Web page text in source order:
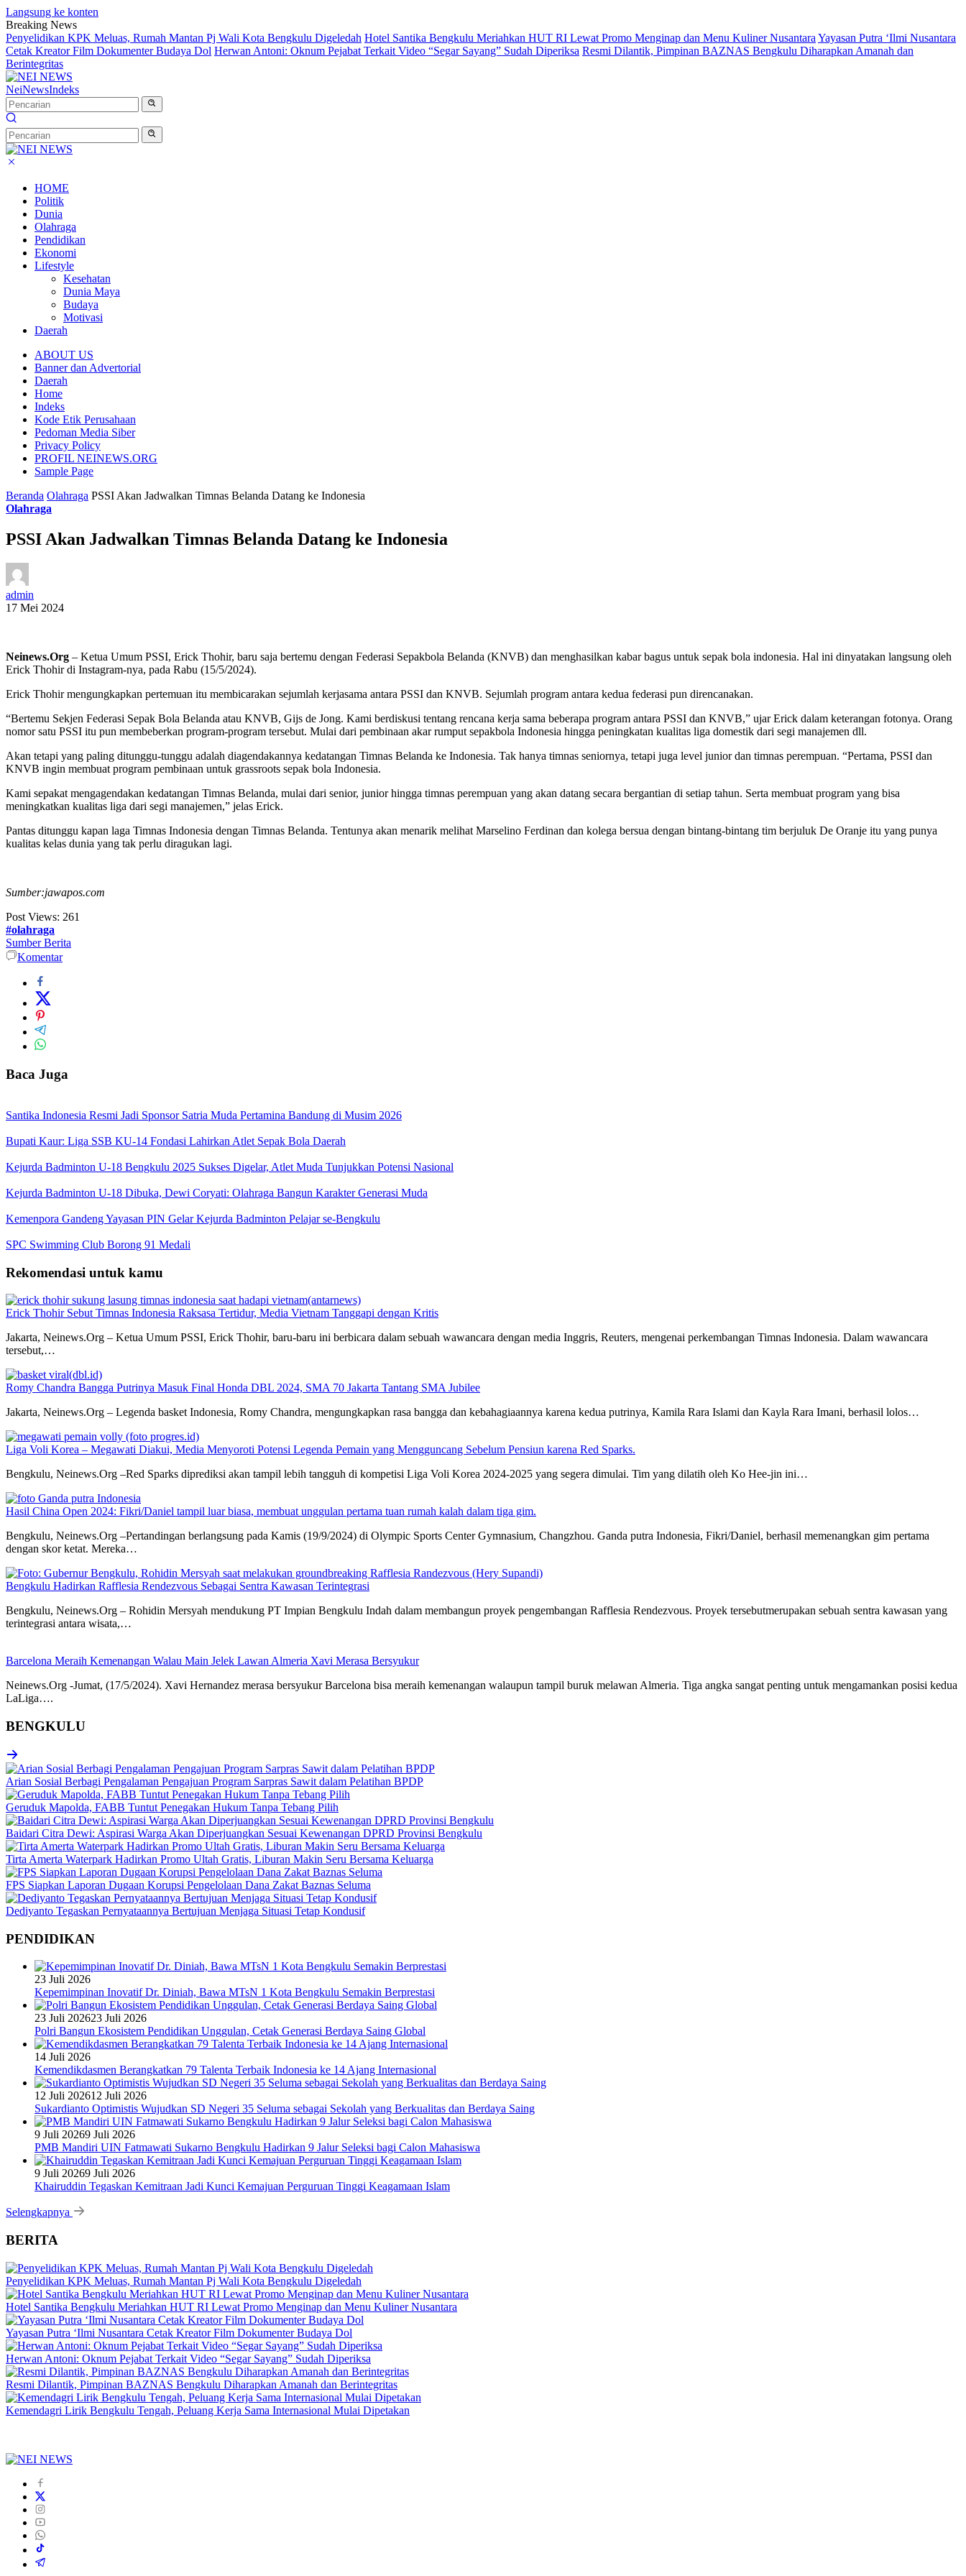
Langsung ke konten
Breaking News
Penyelidikan KPK Meluas, Rumah Mantan Pj Wali Kota Bengkulu Digeledah Hotel Santika Bengkulu Meriahkan HUT RI Lewat Promo Menginap dan Menu Kuliner Nusantara Yayasan Putra ‘Ilmi Nusantara
Cetak Kreator Film Dokumenter Budaya Dol Herwan Antoni: Oknum Pejabat Terkait Video “Segar Sayang” Sudah Diperiksa Resmi Dilantik, Pimpinan BAZNAS Bengkulu Diharapkan Amanah dan
Berintegritas
NeiNewsIndeks
HOME
Politik
Dunia
Olahraga
Pendidikan
Ekonomi
Lifestyle
Kesehatan
Dunia Maya
Budaya
Motivasi
Daerah
ABOUT US
Banner dan Advertorial
Daerah
Home
Indeks
Kode Etik Perusahaan
Pedoman Media Siber
Privacy Policy
PROFIL NEINEWS.ORG
Sample Page
Beranda Olahraga PSSI Akan Jadwalkan Timnas Belanda Datang ke Indonesia
Olahraga
PSSI Akan Jadwalkan Timnas Belanda Datang ke Indonesia
admin
17 Mei 2024
Neinews.Org – Ketua Umum PSSI, Erick Thohir, baru saja bertemu dengan Federasi Sepakbola Belanda (KNVB) dan menghasilkan kabar bagus untuk sepak bola indonesia. Hal ini dinyatakan langsung oleh
Erick Thohir di Instagram-nya, pada Rabu (15/5/2024).
Erick Thohir mengungkapkan pertemuan itu membicarakan sejumlah kerjasama antara PSSI dan KNVB. Sejumlah program antara kedua federasi pun direncanakan.
“Bertemu Sekjen Federasi Sepak Bola Belanda atau KNVB, Gijs de Jong. Kami berdiskusi tentang rencana kerja sama beberapa program antara PSSI dan KNVB,” ujar Erick dalam keterangan fotonya. Orang
nomor satu PSSI itu pun membeberkan program-program tersebut. Mulai dari pembinaan akar rumput sepakbola Indonesia hingga peningkatan kualitas liga domestik dari segi manajemen dll.
Akan tetapi yang paling ditunggu-tunggu adalah diagendakannya kedatangan Timnas Belanda ke Indonesia. Tak hanya timnas seniornya, tetapi juga level junior dan timnas perempuan. “Pertama, PSSI dan
KNVB ingin membuat program pembinaan untuk grassroots sepak bola Indonesia.
Kami sepakat mengagendakan kedatangan Timnas Belanda, mulai dari senior, junior hingga timnas perempuan yang akan datang secara bergantian di setiap tahun. Serta membuat program yang bisa
meningkatkan kualitas liga dari segi manajemen,” jelas Erick.
Pantas ditunggu kapan laga Timnas Indonesia dengan Timnas Belanda. Tentunya akan menarik melihat Marselino Ferdinan dan kolega bersua dengan bintang-bintang tim berjuluk De Oranje itu yang punya
kualitas kelas dunia yang tak perlu diragukan lagi.
Sumber:jawapos.com
Post Views: 261
#olahraga
Sumber Berita
Komentar
Baca Juga
Santika Indonesia Resmi Jadi Sponsor Satria Muda Pertamina Bandung di Musim 2026
Bupati Kaur: Liga SSB KU-14 Fondasi Lahirkan Atlet Sepak Bola Daerah
Kejurda Badminton U-18 Bengkulu 2025 Sukses Digelar, Atlet Muda Tunjukkan Potensi Nasional
Kejurda Badminton U-18 Dibuka, Dewi Coryati: Olahraga Bangun Karakter Generasi Muda
Kemenpora Gandeng Yayasan PIN Gelar Kejurda Badminton Pelajar se-Bengkulu
SPC Swimming Club Borong 91 Medali
Rekomendasi untuk kamu
Erick Thohir Sebut Timnas Indonesia Raksasa Tertidur, Media Vietnam Tanggapi dengan Kritis
Jakarta, Neinews.Org – Ketua Umum PSSI, Erick Thohir, baru-baru ini berbicara dalam sebuah wawancara dengan media Inggris, Reuters, mengenai perkembangan Timnas Indonesia. Dalam wawancara
tersebut,…
Romy Chandra Bangga Putrinya Masuk Final Honda DBL 2024, SMA 70 Jakarta Tantang SMA Jubilee
Jakarta, Neinews.Org – Legenda basket Indonesia, Romy Chandra, mengungkapkan rasa bangga dan kebahagiaannya karena kedua putrinya, Kamila Rara Islami dan Kayla Rara Imani, berhasil lolos…
Liga Voli Korea – Megawati Diakui, Media Menyoroti Potensi Legenda Pemain yang Mengguncang Sebelum Pensiun karena Red Sparks.
Bengkulu, Neinews.Org –Red Sparks diprediksi akan tampil lebih tangguh di kompetisi Liga Voli Korea 2024-2025 yang segera dimulai. Tim yang dilatih oleh Ko Hee-jin ini…
Hasil China Open 2024: Fikri/Daniel tampil luar biasa, membuat unggulan pertama tuan rumah kalah dalam tiga gim.
Bengkulu, Neinews.Org –Pertandingan berlangsung pada Kamis (19/9/2024) di Olympic Sports Center Gymnasium, Changzhou. Ganda putra Indonesia, Fikri/Daniel, berhasil memenangkan gim pertama
dengan skor ketat. Mereka…
Bengkulu Hadirkan Rafflesia Rendezvous Sebagai Sentra Kawasan Terintegrasi
Bengkulu, Neinews.Org – Rohidin Mersyah mendukung PT Impian Bengkulu Indah dalam membangun proyek pengembangan Rafflesia Rendezvous. Proyek tersebutmerupakan sebuah sentra kawasan yang
terintegrasi antara wisata,…
Barcelona Meraih Kemenangan Walau Main Jelek Lawan Almeria Xavi Merasa Bersyukur
Neinews.Org -Jumat, (17/5/2024). Xavi Hernandez merasa bersyukur Barcelona bisa meraih kemenangan walaupun tampil buruk melawan Almeria. Tiga angka sangat penting untuk mengamankan posisi kedua
LaLiga….
BENGKULU
Arian Sosial Berbagi Pengalaman Pengajuan Program Sarpras Sawit dalam Pelatihan BPDP
Geruduk Mapolda, FABB Tuntut Penegakan Hukum Tanpa Tebang Pilih
Baidari Citra Dewi: Aspirasi Warga Akan Diperjuangkan Sesuai Kewenangan DPRD Provinsi Bengkulu
Tirta Amerta Waterpark Hadirkan Promo Ultah Gratis, Liburan Makin Seru Bersama Keluarga
FPS Siapkan Laporan Dugaan Korupsi Pengelolaan Dana Zakat Baznas Seluma
Dediyanto Tegaskan Pernyataannya Bertujuan Menjaga Situasi Tetap Kondusif
PENDIDIKAN
23 Juli 2026
Kepemimpinan Inovatif Dr. Diniah, Bawa MTsN 1 Kota Bengkulu Semakin Berprestasi
23 Juli 202623 Juli 2026
Polri Bangun Ekosistem Pendidikan Unggulan, Cetak Generasi Berdaya Saing Global
14 Juli 2026
Kemendikdasmen Berangkatkan 79 Talenta Terbaik Indonesia ke 14 Ajang Internasional
12 Juli 202612 Juli 2026
Sukardianto Optimistis Wujudkan SD Negeri 35 Seluma sebagai Sekolah yang Berkualitas dan Berdaya Saing
9 Juli 20269 Juli 2026
PMB Mandiri UIN Fatmawati Sukarno Bengkulu Hadirkan 9 Jalur Seleksi bagi Calon Mahasiswa
9 Juli 20269 Juli 2026
Khairuddin Tegaskan Kemitraan Jadi Kunci Kemajuan Perguruan Tinggi Keagamaan Islam
Selengkapnya
BERITA
Penyelidikan KPK Meluas, Rumah Mantan Pj Wali Kota Bengkulu Digeledah
Hotel Santika Bengkulu Meriahkan HUT RI Lewat Promo Menginap dan Menu Kuliner Nusantara
Yayasan Putra ‘Ilmi Nusantara Cetak Kreator Film Dokumenter Budaya Dol
Herwan Antoni: Oknum Pejabat Terkait Video “Segar Sayang” Sudah Diperiksa
Resmi Dilantik, Pimpinan BAZNAS Bengkulu Diharapkan Amanah dan Berintegritas
Kemendagri Lirik Bengkulu Tengah, Peluang Kerja Sama Internasional Mulai Dipetakan